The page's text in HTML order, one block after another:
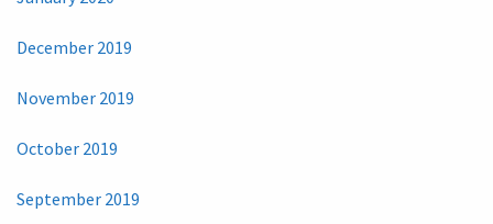
December 2019
November 2019
October 2019
September 2019